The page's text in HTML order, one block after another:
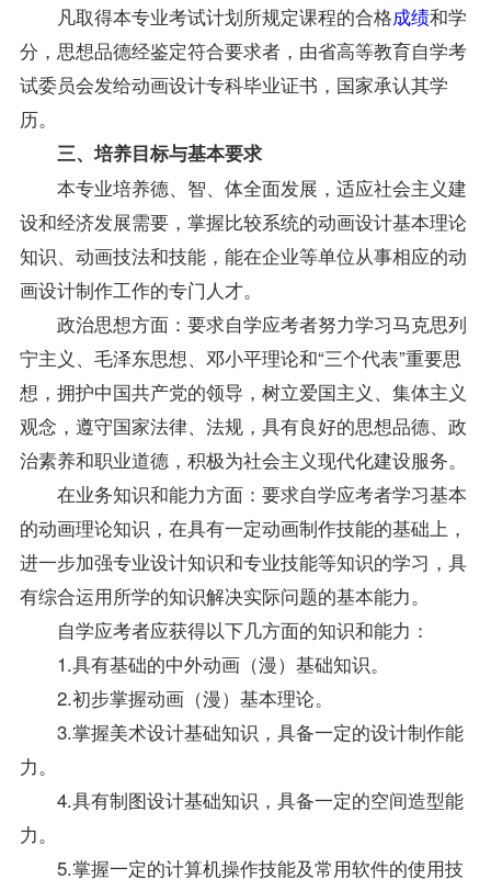
凡取得本专业考试计划所规定课程的合格成绩和学
分，思想品德经鉴定符合要求者，由省高等教育自学考
试委员会发给动画设计专科毕业证书，国家承认其学
历。
三、培养目标与基本要求
本专业培养德、智、体全面发展，适应社会主义建
设和经济发展需要，掌握比较系统的动画设计基本理论
知识、动画技法和技能，能在企业等单位从事相应的动
画设计制作工作的专门人才。
政治思想方面：要求自学应考者努力学习马克思列
宁主义、毛泽东思想、邓小平理论和“三个代表”重要思
想，拥护中国共产党的领导，树立爱国主义、集体主义
观念，遵守国家法律、法规，具有良好的思想品德、政
治素养和职业道德，积极为社会主义现代化建设服务。
在业务知识和能力方面：要求自学应考者学习基本
的动画理论知识，在具有一定动画制作技能的基础上，
进一步加强专业设计知识和专业技能等知识的学习，具
有综合运用所学的知识解决实际问题的基本能力。
自学应考者应获得以下几方面的知识和能力：
1.具有基础的中外动画（漫）基础知识。
2.初步掌握动画（漫）基本理论。
3.掌握美术设计基础知识，具备一定的设计制作能
力。
4.具有制图设计基础知识，具备一定的空间造型能
力。
5.掌握一定的计算机操作技能及常用软件的使用技